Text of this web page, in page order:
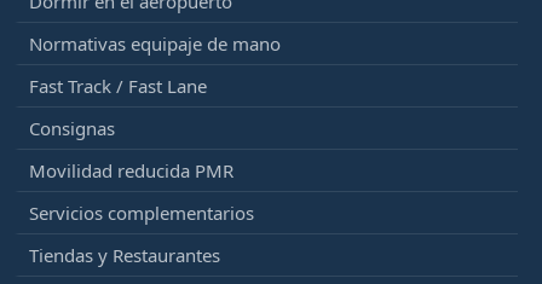
Normativas equipaje de mano
Fast Track / Fast Lane
Consignas
Movilidad reducida PMR
Servicios complementarios
Tiendas y Restaurantes